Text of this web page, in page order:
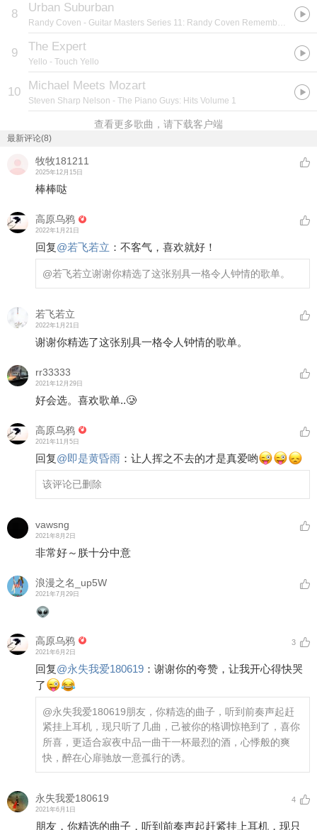
8 Urban Suburban
Randy Coven - Guitar Masters Series 11: Randy Coven Remembered
9 The Expert
Yello - Touch Yello
10 Michael Meets Mozart
Steven Sharp Nelson - The Piano Guys: Hits Volume 1
查看更多歌曲，请下载客户端
最新评论(8)
牧牧181211
2025年12月15日
棒棒哒
高原乌鸦
2022年1月21日
回复@若飞若立 ： 不客气，喜欢就好！
@若飞若立谢谢你精选了这张别具一格令人钟情的歌单。
若飞若立
2022年1月21日
谢谢你精选了这张别具一格令人钟情的歌单。
rr33333
2021年12月29日
好会选。喜欢歌单..🥲
高原乌鸦
2021年11月5日
回复@即是黄昏雨 ： 让人挥之不去的才是真爱哟
该评论已删除
vawsng
2021年8月2日
非常好～朕十分中意
浪漫之名_up5W
2021年7月29日
高原乌鸦
2021年6月2日
3
回复@永失我爱180619 ： 谢谢你的夸赞，让我开心得快哭
了
@永失我爱180619朋友，你精选的曲子，听到前奏声起赶
紧挂上耳机，现只听了几曲，己被你的格调惊艳到了，喜你
所喜，更适合寂夜中品一曲干一杯最烈的酒，心悸般的爽
快，醉在心扉驰放一意孤行的诱。
永失我爱180619
2021年6月1日
4
朋友，你精选的曲子，听到前奏声起赶紧挂上耳机，现只